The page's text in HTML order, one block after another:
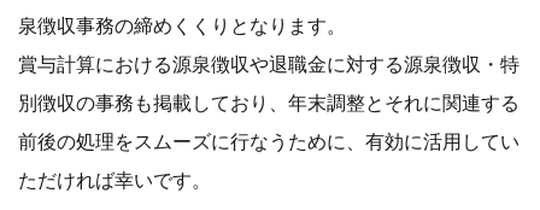
泉徴収事務の締めくくりとなります。
賞与計算における源泉徴収や退職金に対する源泉徴収・特
別徴収の事務も掲載しており、年末調整とそれに関連する
前後の処理をスムーズに行なうために、有効に活用してい
ただければ幸いです。